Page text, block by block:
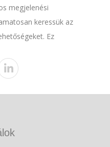
megjelenési
keressük az
Ez